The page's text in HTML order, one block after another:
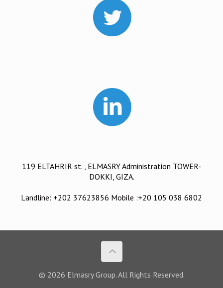
119 ELTAHRIR st. , ELMASRY Administration TOWER-
DOKKI, GIZA.
Landline: +202 37623856 Mobile :+20 105 038 6802
© 2026 Elmasry Group. All Rights Reserved.